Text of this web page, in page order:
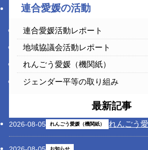
連合愛媛の活動
連合愛媛活動レポート
地域協議会活動レポート
れんごう愛媛（機関紙）
ジェンダー平等の取り組み
最新記事
2026-08-05 れんごう愛媛（機関紙） れんごう